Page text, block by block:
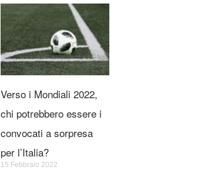
Verso i Mondiali 2022,
chi potrebbero essere i
convocati a sorpresa
per l’Italia?
15 Febbraio 2022